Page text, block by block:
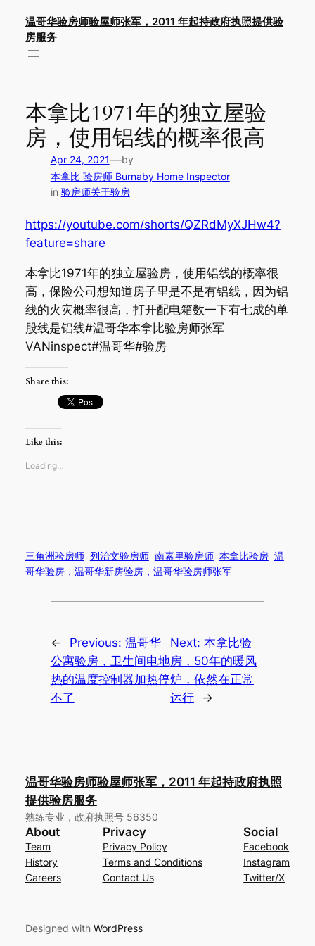
content
温哥华验房师验屋师张军，2011 年起持政府执照提供验
房服务
本拿比1971年的独立屋验
房，使用铝线的概率很高
Apr 24, 2021—by
本拿比 验房师 Burnaby Home Inspector
in 验房师关于验房
https://youtube.com/shorts/QZRdMyXJHw4?
feature=share
本拿比1971年的独立屋验房，使用铝线的概率很
高，保险公司想知道房子里是不是有铝线，因为铝
线的火灾概率很高，打开配电箱数一下有七成的单
股线是铝线#温哥华本拿比验房师张军
VANinspect#温哥华#验房
Share this:
Like this:
Loading…
三角洲验房师 列治文验房师 南素里验房师 本拿比验房 温
哥华验房，温哥华新房验房，温哥华验房师张军
← Previous: 温哥华
公寓验房，卫生间电地
热的温度控制器加热停
不了
Next: 本拿比验
房，50年的暖风
炉，依然在正常
运行
→
温哥华验房师验屋师张军，2011 年起持政府执照
提供验房服务
熟练专业，政府执照号 56350
About
Team
History
Careers
Privacy
Privacy Policy
Terms and Conditions
Contact Us
Social
Facebook
Instagram
Twitter/X
Designed with WordPress